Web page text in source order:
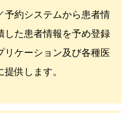
予約システムから患者情
した患者情報を予め登録
リケーション及び各種医
供します。